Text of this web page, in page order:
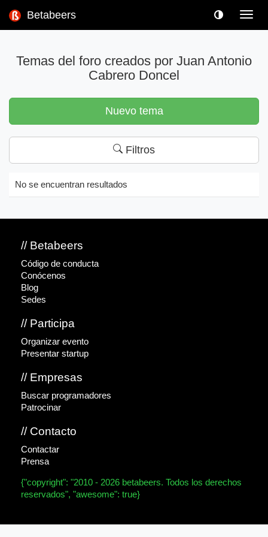
Betabeers
Temas del foro creados por Juan Antonio
Cabrero Doncel
Nuevo tema
Filtros
No se encuentran resultados
// Betabeers
Código de conducta
Conócenos
Blog
Sedes
// Participa
Organizar evento
Presentar startup
// Empresas
Buscar programadores
Patrocinar
// Contacto
Contactar
Prensa
{"copyright": "2010 - 2026 betabeers. Todos los derechos
reservados", "awesome": true}